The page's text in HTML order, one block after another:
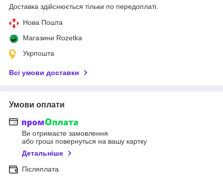
Доставка здійснюється тільки по передоплаті.
Нова Пошта
Магазини Rozetka
Укрпошта
Всі умови доставки
Умови оплати
Ви отримаєте замовлення
або гроші повернуться на вашу картку
Детальніше
Післяплата